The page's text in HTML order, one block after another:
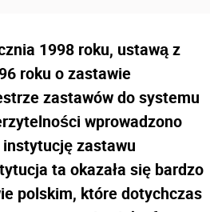
1998 roku, ustawą z
roku o zastawie
zastawów do systemu
wprowadzono
zastawu
ta okazała się bardzo
polskim, które dotychczas